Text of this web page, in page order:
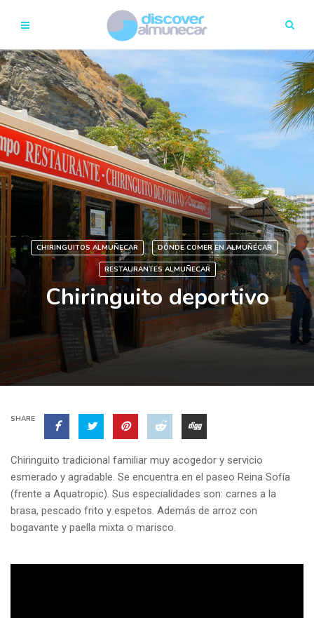
CHIRINGUITOS ALMUÑECAR DÓNDE COMER EN ALMUÑÉCAR
RESTAURANTES ALMUÑECAR
Chiringuito deportivo
SHARE
Chiringuito tradicional familiar muy acogedor y servicio
esmerado y agradable. Se encuentra en el paseo Reina Sofía
(frente a Aquatropic). Sus especialidades son: carnes a la
brasa, pescado frito y espetos. Además de arroz con
bogavante y paella mixta o marisco.